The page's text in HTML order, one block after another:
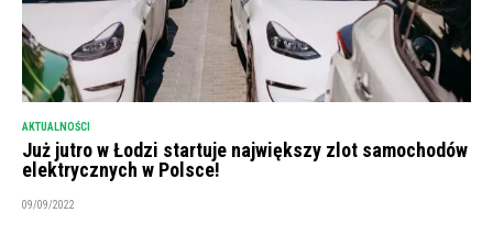
AKTUALNOŚCI
Już jutro w Łodzi startuje największy zlot samochodów
elektrycznych w Polsce!
09/09/2022